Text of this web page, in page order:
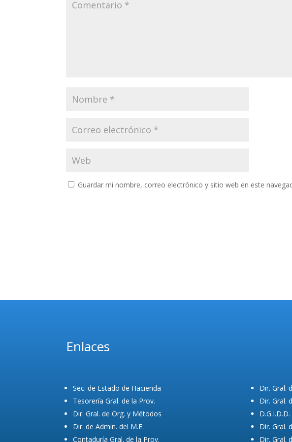
Guardar mi nombre, correo electrónico y sitio web en este
Enlaces
Sec. de Estado de Hacienda
Tesorería Gral. de la Prov.
Dir. Gral. de Org. y Métodos
Dir. de Admin. del M.E.
Contaduría Gral. de la Prov.
Dir. Gral.
Dir. Gral.
D.G.I.D.D.
Dir. Gral.
Dir. Gral.